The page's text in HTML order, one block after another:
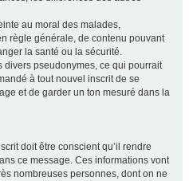
au moral des malades,
règle générale, de contenu pouvant
la santé ou la sécurité.
divers pseudonymes, ce qui pourrait
à tout nouvel inscrit de se
et de garder un ton mesuré dans la
doit être conscient qu’il rendre
ce message. Ces informations vont
nombreuses personnes, dont on ne